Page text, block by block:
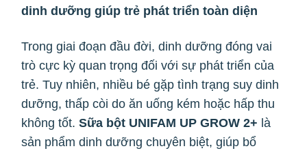
dinh dưỡng giúp trẻ phát triển toàn diện
Trong giai đoạn đầu đời, dinh dưỡng đóng vai
trò cực kỳ quan trọng đối với sự phát triển của
trẻ. Tuy nhiên, nhiều bé gặp tình trạng suy dinh
dưỡng, thấp còi do ăn uống kém hoặc hấp thu
không tốt. Sữa bột UNIFAM UP GROW 2+ là
sản phẩm dinh dưỡng chuyên biệt, giúp bổ